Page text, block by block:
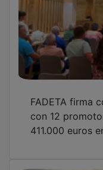
Brihuega suma
de FADETA a
Ayuntamiento
OTRAS NOTICIAS